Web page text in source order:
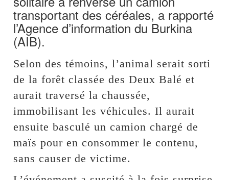
transportant des céréales, a rapporté
l’Agence d’information du Burkina
(AIB).
Selon des témoins, l’animal serait sorti
de la forêt classée des Deux Balé et
aurait traversé la chaussée,
immobilisant les véhicules. Il aurait
ensuite basculé un camion chargé de
maïs pour en consommer le contenu,
sans causer de victime.